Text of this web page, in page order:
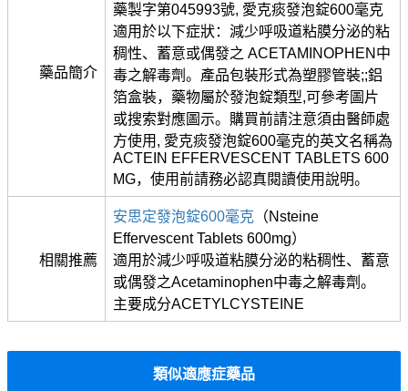
藥品簡介
藥製字第045993號, 愛克痰發泡錠600毫克
適用於以下症狀：減少呼吸道粘膜分泌的粘
稠性、蓄意或偶發之 ACETAMINOPHEN中
毒之解毒劑。產品包裝形式為塑膠管裝;;鋁
箔盒裝，藥物屬於發泡錠類型,可參考圖片
或搜索對應圖示。購買前請注意須由醫師處
方使用, 愛克痰發泡錠600毫克的英文名稱為
ACTEIN EFFERVESCENT TABLETS 600
MG，使用前請務必認真閱讀使用說明。
相關推薦
安思定發泡錠600毫克 （Nsteine
Effervescent Tablets 600mg）
適用於減少呼吸道粘膜分泌的粘稠性、蓄意
或偶發之Acetaminophen中毒之解毒劑。
主要成分ACETYLCYSTEINE
類似適應症藥品